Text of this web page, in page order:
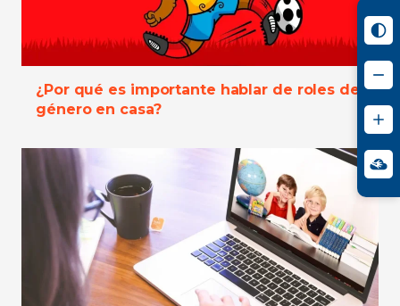
¿Por qué es importante hablar de roles de
género en casa?